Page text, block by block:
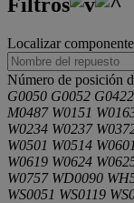
Localizar
Número de posición
G0050 G0052 G0422
M0487 W0151
W0234 W0237
W0501 W0514 W0601
W0619 W0624
W0757 WD0090
WS0051 WS0119